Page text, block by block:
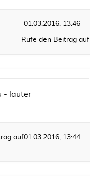
01.03.2016, 13:46
Rufe den Beitrag auf
- lauter
01.03.2016, 13:44
auf